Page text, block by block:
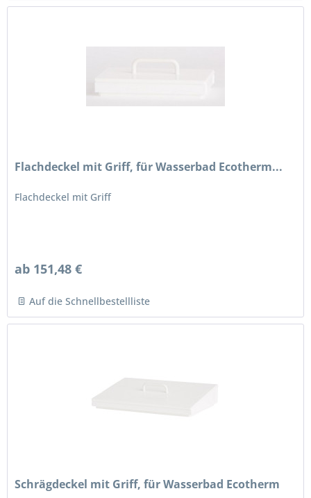
Flachdeckel mit Griff, für Wasserbad Ecotherm...
Flachdeckel mit Griff
ab 151,48 €
Auf die Schnellbestellliste
Schrägdeckel mit Griff, für Wasserbad Ecotherm